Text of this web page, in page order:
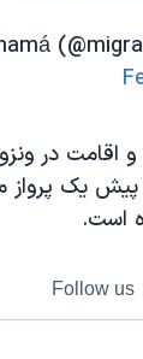
اقامت در
پیش یک پرواز
است.
Follow us